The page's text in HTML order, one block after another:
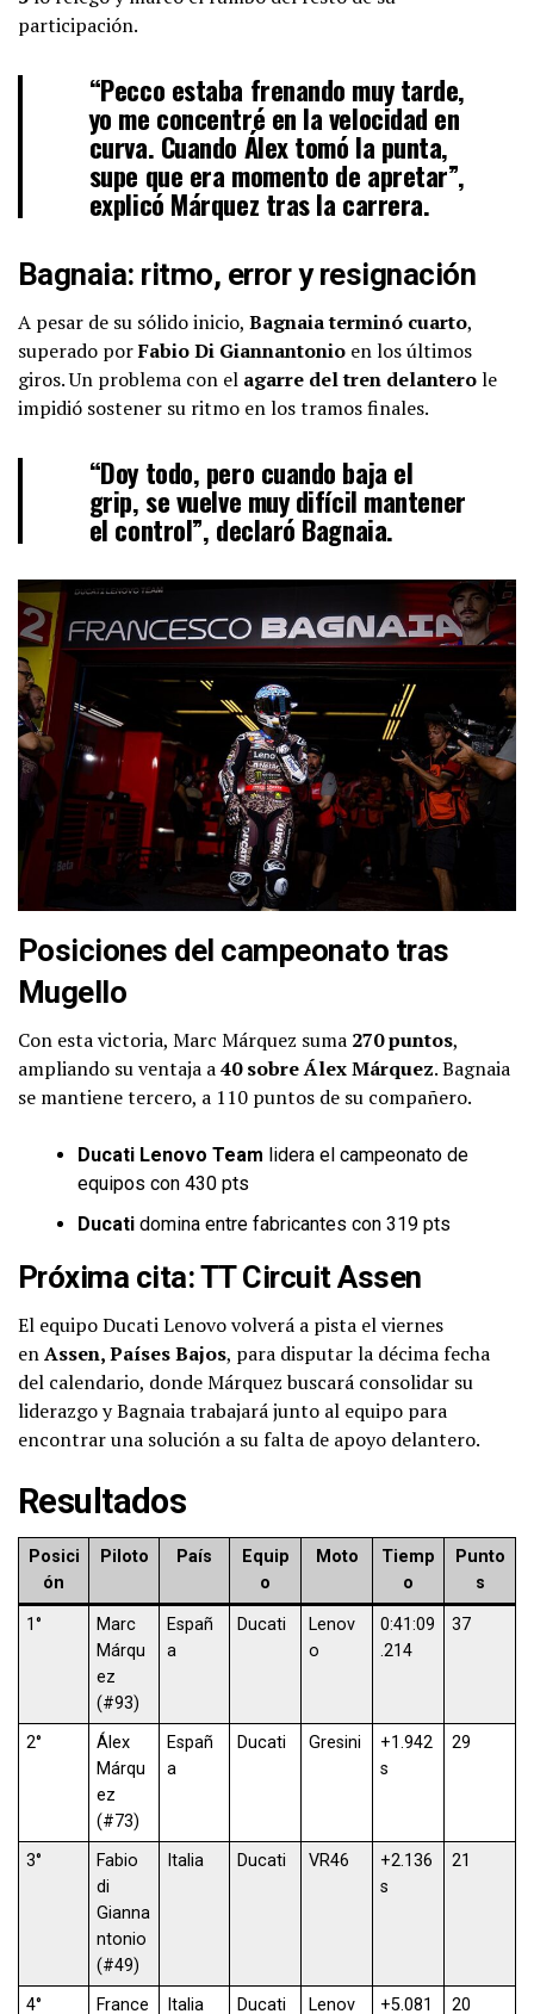
participación.
“Pecco estaba frenando muy tarde,
yo me concentré en la velocidad en
curva. Cuando Álex tomó la punta,
supe que era momento de apretar”,
explicó Márquez tras la carrera.
Bagnaia: ritmo, error y resignación
A pesar de su sólido inicio, Bagnaia terminó cuarto,
superado porFabio Di Giannantonio en los últimos
giros. Un problema con el agarre del tren delanterole
impidió sostener su ritmo en los tramos finales.
“Doy todo, pero cuando baja el
grip, se vuelve muy difícil mantener
el control”, declaró Bagnaia.
Posiciones del campeonato tras
Mugello
Con esta victoria, Marc Márquez suma 270 puntos,
ampliando su ventaja a40 sobre Álex Márquez. Bagnaia
se mantiene tercero, a 110 puntos de su compañero.
Ducati Lenovo Team lidera el campeonato de
equipos con 430 pts
Ducati domina entre fabricantes con 319 pts
Próxima cita: TT Circuit Assen
El equipo Ducati Lenovo volverá a pista el viernes
enAssen, Países Bajos, para disputar la décima fecha
del calendario, donde Márquez buscará consolidar su
liderazgo y Bagnaia trabajará junto al equipo para
encontrar una solución a su falta de apoyo delantero.
Resultados
Posici
ón
Piloto País
Equip
o
Moto
Tiemp
o
Punto
s
1°
Marc
Márqu
ez
(#93)
Españ
a
Ducati
Lenov
o
0:41:09
.214
37
2°
Álex
Márqu
ez
(#73)
Españ
a
Ducati Gresini
+1.942
s
29
3°
Fabio
di
Gianna
ntonio
(#49)
Italia Ducati VR46
+2.136
s
21
4° France Italia Ducati Lenov +5.081 20